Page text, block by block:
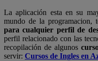
La aplicación esta en su
mundo de la programacion,
para cualquier perfil de
perfil relacionado con las
recopilación de algunos
servir: Cursos de Ingles en